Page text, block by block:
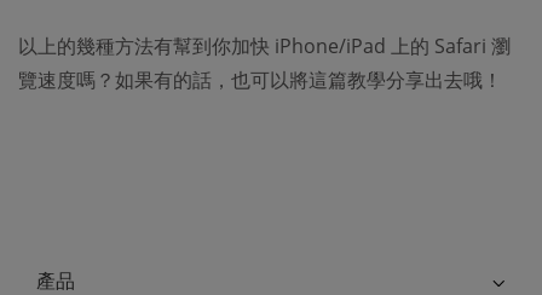
以上的幾種方法有幫到你加快 iPhone/iPad 上的 Safari 瀏
覽速度嗎？如果有的話，也可以將這篇教學分享出去哦！
產品